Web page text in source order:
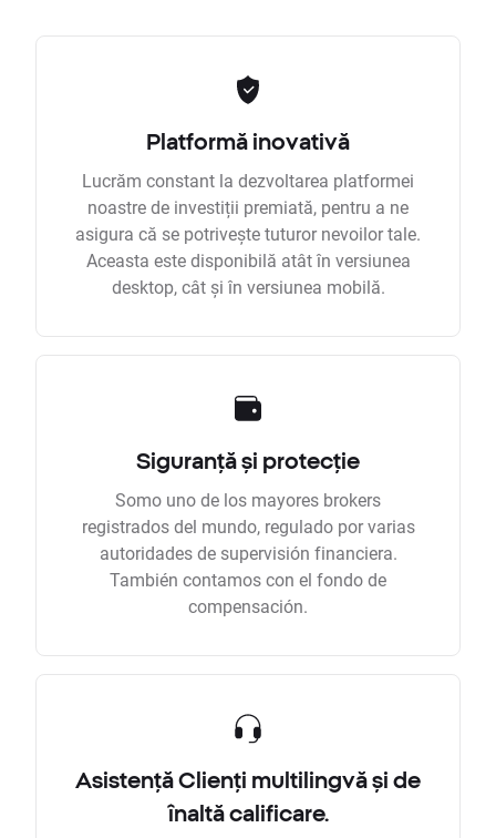
Platformă inovativă
Lucrăm constant la dezvoltarea platformei
noastre de investiții premiată, pentru a ne
asigura că se potrivește tuturor nevoilor tale.
Aceasta este disponibilă atât în versiunea
desktop, cât și în versiunea mobilă.
Siguranță și protecție
Somo uno de los mayores brokers
registrados del mundo, regulado por varias
autoridades de supervisión financiera.
También contamos con el fondo de
compensación.
Asistență Clienți multilingvă și de
înaltă calificare.